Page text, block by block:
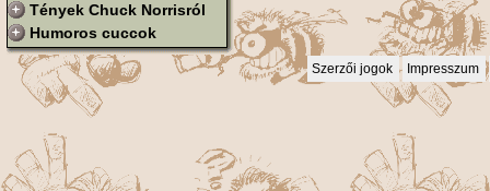
Tények Chuck Norrisról
Humoros cuccok
Szerzői jogok Impresszum